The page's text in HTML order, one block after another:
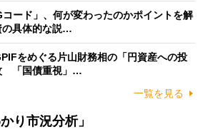
ード」、何が変わったのかポイントを解
具体的な説…
をめぐる片山財務相の「円資産への投
「国債重視」…
一覧を見る
り市況分析」